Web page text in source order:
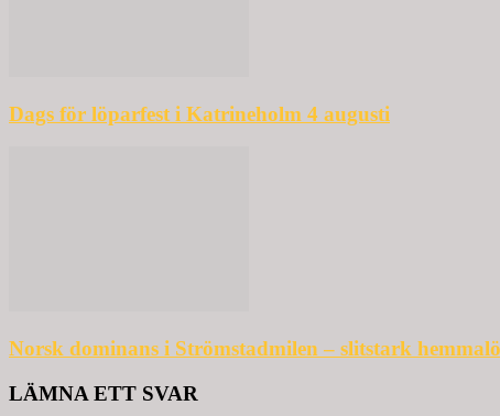
Dags för löparfest i Katrineholm 4 augusti
Norsk dominans i Strömstadmilen – slitstark
LÄMNA ETT SVAR